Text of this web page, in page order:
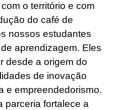
o território e com
do café de
nossos estudantes
aprendizagem. Eles
desde a origem do
de inovação
e empreendedorismo.
parceria fortalece a